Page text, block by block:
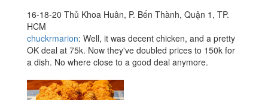
16-18-20 Thủ Khoa Huân, P. Bến Thành, Quận 1, TP.
HCM
chuckrmarion: Well, it was decent chicken, and a pretty
OK deal at 75k. Now they've doubled prices to 150k for
a dish. No where close to a good deal anymore.